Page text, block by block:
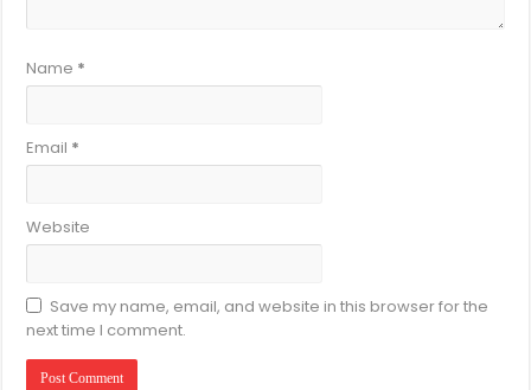
Name *
Email *
Website
Save my name, email, and website in this browser for the
next time I comment.